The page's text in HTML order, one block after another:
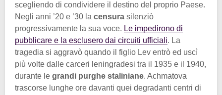
scegliendo di condividere il destino del proprio Paese.
Negli anni ’20 e ’30 la censura silenziò
progressivamente la sua voce. Le impedirono di
pubblicare e la esclusero dai circuiti ufficiali. La
tragedia si aggravò quando il figlio Lev entrò ed uscì
più volte dalle carceri leningradesi tra il 1935 e il 1940,
durante le grandi purghe staliniane. Achmatova
trascorse lunghe ore davanti quei degradanti centri di